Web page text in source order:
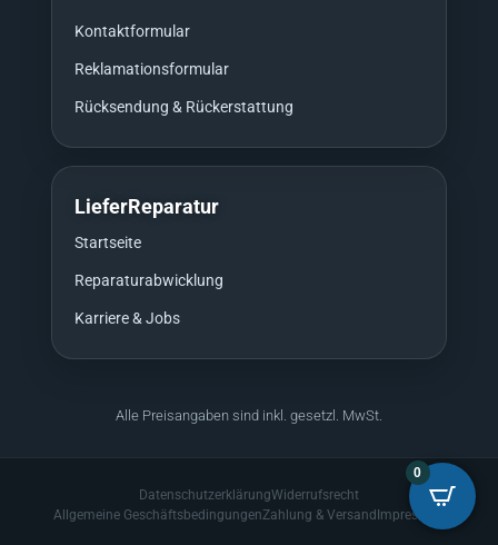
Kontaktformular
Reklamationsformular
Rücksendung & Rückerstattung
LieferReparatur
Startseite
Reparaturabwicklung
Karriere & Jobs
Alle Preisangaben sind inkl. gesetzl. MwSt.
DatenschutzerklärungWiderrufsrecht
Allgemeine GeschäftsbedingungenZahlung & Versand Impressum
0